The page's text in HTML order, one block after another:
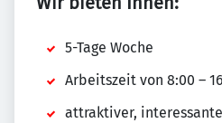
5-Tage Woche
Arbeitszeit von 8:00 –
attraktiver,